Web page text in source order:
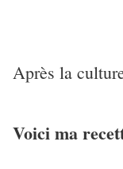
Après la
Voici ma